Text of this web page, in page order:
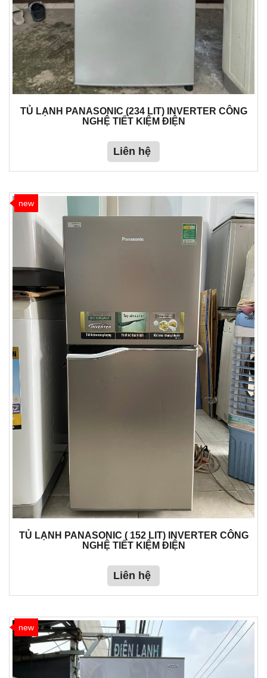
TỦ LẠNH PANASONIC (234 LIT) INVERTER CÔNG
NGHỆ TIẾT KIỆM ĐIỆN
Liên hệ
new
TỦ LẠNH PANASONIC ( 152 LIT) INVERTER CÔNG
NGHỆ TIẾT KIỆM ĐIỆN
Liên hệ
new